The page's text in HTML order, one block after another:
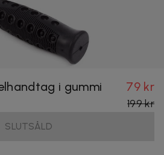
i gummi
79 kr
199 kr
SLUTSÅLD